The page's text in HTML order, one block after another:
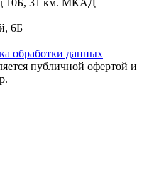
6Б
обработки данных
публичной офертой и